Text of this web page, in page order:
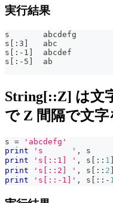
実行結果
s       abcdefg
s[:3]   abc
s[:-1]  abcdef
s[:-5]  ab
String[::Z] は文
で Z 間隔で文
s =
'abcdefg'
print
's      ' ,
s
print
's[::1] ' , s [ : : 1 ]
print
's[::2] ' , s [ : : 2 ]
print
's[::-1]' , s [ : : - 1